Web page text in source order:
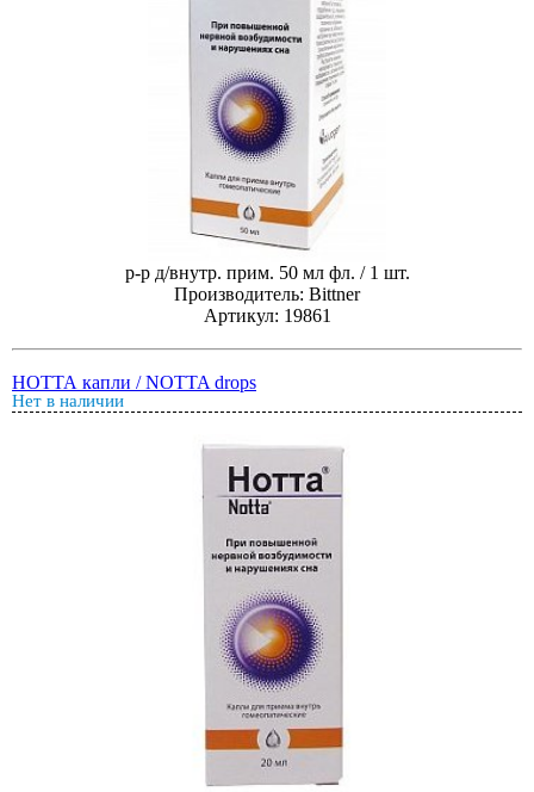
р-р д/внутр. прим. 50 мл фл. / 1 шт.
Производитель: Bittner
Артикул: 19861
НОТТА капли / NOTTA drops
Нет в наличии